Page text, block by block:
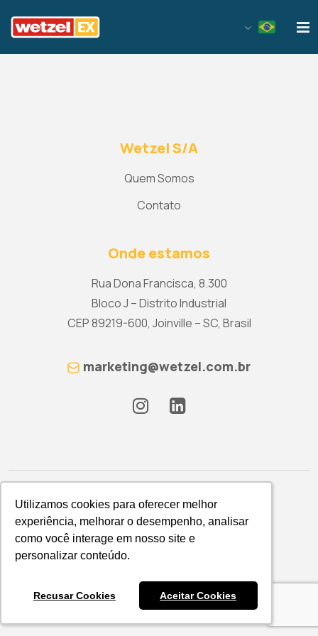
Utilizamos cookies para oferecer melhor
experiência, melhorar o desempenho, analisar
como você interage em nosso site e
personalizar conteúdo.
Recusar Cookies Aceitar Cookies
Utilizamos cookies para oferecer melhor
experiência, melhorar o desempenho, analisar
como você interage em nosso site e
personalizar conteúdo.
Recusar Cookies Aceitar Cookies
Wetzel S/A
Quem Somos
Contato
Onde estamos
Rua Dona Francisca, 8.300
Bloco J – Distrito Industrial
CEP 89219-600, Joinville – SC, Brasil
marketing@wetzel.com.br
Política de Privacidade